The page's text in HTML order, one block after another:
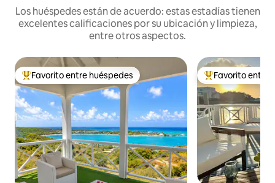
Los huéspedes están de acuerdo: estas estadías tienen
excelentes calificaciones por su ubicación y limpieza,
entre otros aspectos.
Favorito entre los huéspedes más destacados
Favorito entre huéspedes Favorito entre
Favorito entre